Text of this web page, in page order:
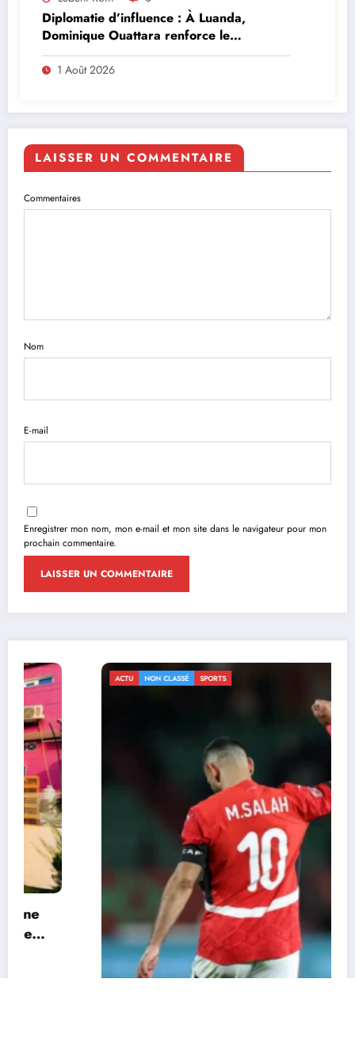
Diplomatie d’influence : À Luanda,
Dominique Ouattara renforce le
leadership solidaire de la Côte d’Ivoire en
Afrique
1 Août 2026
LAISSER UN COMMENTAIRE
Commentaires
Nom
E-mail
Enregistrer mon nom, mon e-mail et mon site dans le navigateur pour mon
prochain commentaire.
ACTU NON CLASSÉ SPORTS